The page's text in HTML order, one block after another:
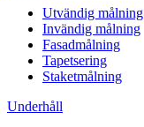
Utvändig målning
Invändig målning
Fasadmålning
Tapetsering
Staketmålning
Underhåll